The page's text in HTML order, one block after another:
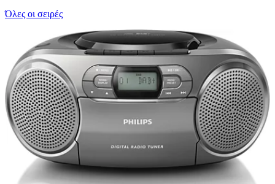
Όλες οι σειρές